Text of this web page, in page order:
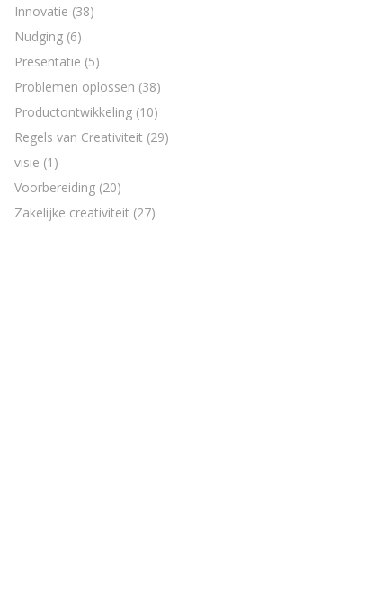
Innovatie (38)
Nudging (6)
Presentatie (5)
Problemen oplossen (38)
Productontwikkeling (10)
Regels van Creativiteit (29)
visie (1)
Voorbereiding (20)
Zakelijke creativiteit (27)